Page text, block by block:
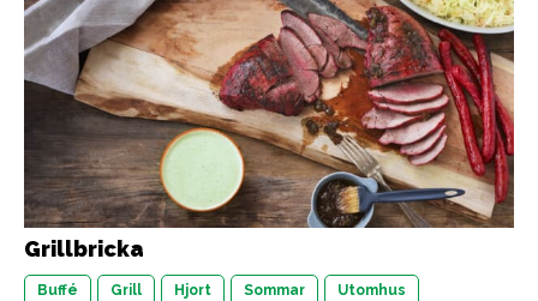
Grillbricka
Buffé Grill Hjort Sommar Utomhus